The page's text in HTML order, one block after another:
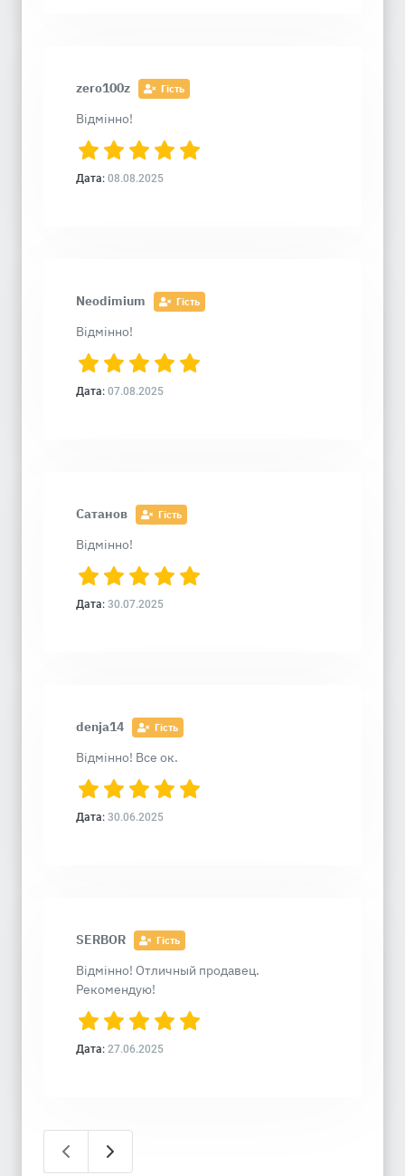
zero100z Гість
Відмінно!
Дата: 08.08.2025
Neodimium Гість
Відмінно!
Дата: 07.08.2025
Сатанов Гість
Відмінно!
Дата: 30.07.2025
denja14 Гість
Відмінно! Все ок.
Дата: 30.06.2025
SERBOR Гість
Відмінно! Отличный продавец.
Рекомендую!
Дата: 27.06.2025